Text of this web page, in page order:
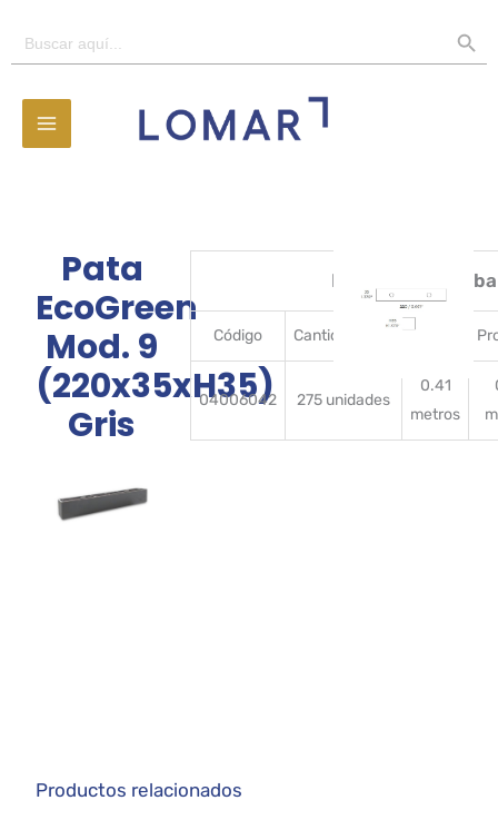
Buscar:
Pata
EcoGreen
Mod. 9
(220x35xH35)
Gris
Detalles del
Código CantidadBulto Ancho
04006042 275 unidades
0.41
metros
Productos relacionados